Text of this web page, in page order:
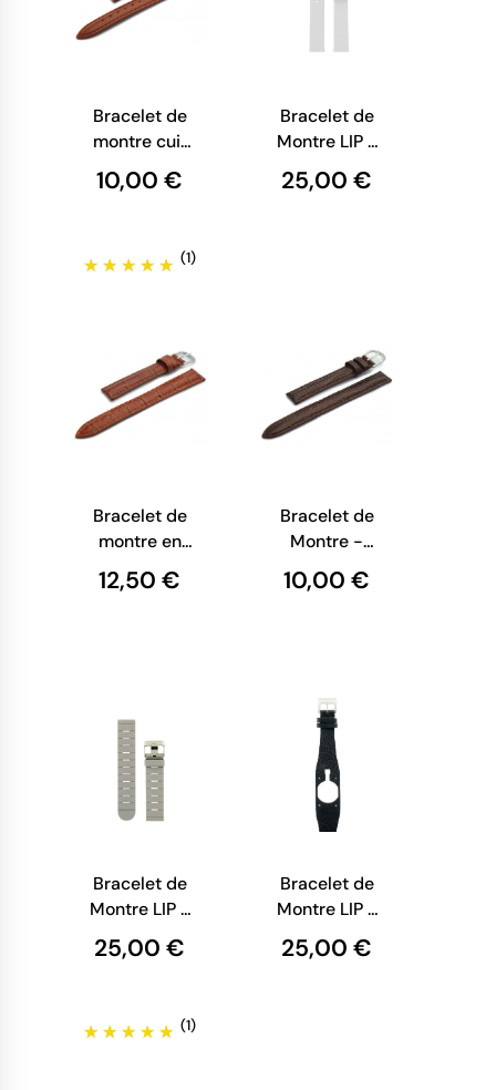
Bracelet de
montre cuir
marron
10,00 €
(1)
Bracelet de
Montre LIP -
Cuir Blanc
Lisse - 14
25,00 €
Bracelet de
montre en
cuir marron
12,50 €
Bracelet de
Montre -
Cuir Façon
Lézard -
10,00 €
Bracelet de
Montre LIP -
Caoutchouc
gris - 20 mm
25,00 €
(1)
Bracelet de
Montre LIP -
Fridge - Cuir
Noir - 26
25,00 €